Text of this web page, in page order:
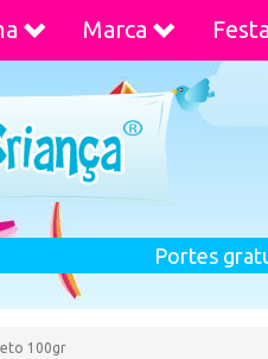
Marca Festa
Portes
100gr